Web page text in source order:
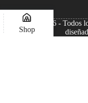
Copyright © 2026 - Todos
Shop